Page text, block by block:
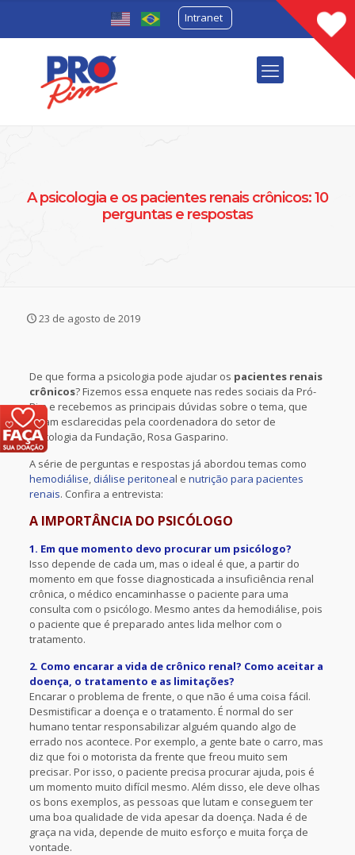
Intranet
A psicologia e os pacientes renais crônicos: 10
perguntas e respostas
23 de agosto de 2019
De que forma a psicologia pode ajudar os pacientes renais
crônicos? Fizemos essa enquete nas redes sociais da Pró-
Rim e recebemos as principais dúvidas sobre o tema, que
foram esclarecidas pela coordenadora do setor de
Psicologia da Fundação, Rosa Gasparino.
A série de perguntas e respostas já abordou temas como
hemodiálise,diálise peritoneal e nutrição para pacientes
renais. Confira a entrevista:
A IMPORTÂNCIA DO PSICÓLOGO
1. Em que momento devo procurar um psicólogo?
Isso depende de cada um, mas o ideal é que, a partir do
momento em que fosse diagnosticada a insuficiência renal
crônica, o médico encaminhasse o paciente para uma
consulta com o psicólogo. Mesmo antes da hemodiálise, pois
o paciente que é preparado antes lida melhor com o
tratamento.
2. Como encarar a vida de crônico renal? Como aceitar a
doença, o tratamento e as limitações?
Encarar o problema de frente, o que não é uma coisa fácil.
Desmistificar a doença e o tratamento. É normal do ser
humano tentar responsabilizar alguém quando algo de
errado nos acontece. Por exemplo, a gente bate o carro, mas
diz que foi o motorista da frente que freou muito sem
precisar. Por isso, o paciente precisa procurar ajuda, pois é
um momento muito difícil mesmo. Além disso, ele deve olhas
os bons exemplos, as pessoas que lutam e conseguem ter
uma boa qualidade de vida apesar da doença. Nada é de
graça na vida, depende de muito esforço e muita força de
vontade.